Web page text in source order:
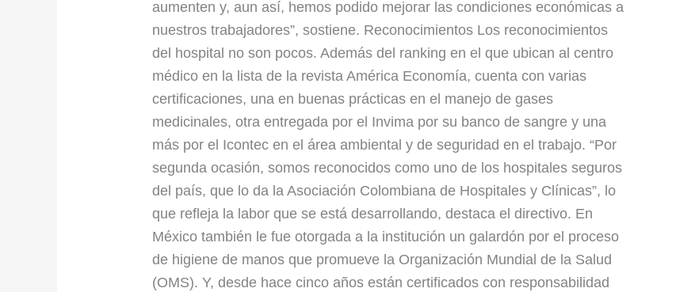
aumenten y, aun así, hemos podido mejorar las condiciones económicas a
nuestros trabajadores”, sostiene. Reconocimientos Los reconocimientos
del hospital no son pocos. Además del ranking en el que ubican al centro
médico en la lista de la revista América Economía, cuenta con varias
certificaciones, una en buenas prácticas en el manejo de gases
medicinales, otra entregada por el Invima por su banco de sangre y una
más por el Icontec en el área ambiental y de seguridad en el trabajo. “Por
segunda ocasión, somos reconocidos como uno de los hospitales seguros
del país, que lo da la Asociación Colombiana de Hospitales y Clínicas”, lo
que refleja la labor que se está desarrollando, destaca el directivo. En
México también le fue otorgada a la institución un galardón por el proceso
de higiene de manos que promueve la Organización Mundial de la Salud
(OMS). Y, desde hace cinco años están certificados con responsabilidad